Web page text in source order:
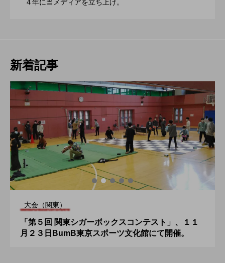
４年に当メディアを立ち上げ。
催。運営スタッフも募集中。
新着記事
大会（関東）
「第５回 関東シガーボックスコンテスト」、１１
月２３日BumB東京スポーツ文化館にて開催。